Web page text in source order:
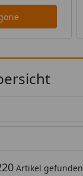
Artikel gefunden